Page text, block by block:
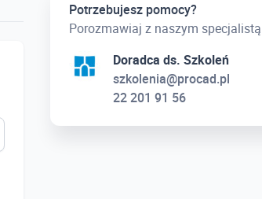
Potrzebujesz pomocy?
Porozmawiaj z naszym specjalistą
Doradca ds. Szkoleń
szkolenia@procad.pl
22 201 91 56